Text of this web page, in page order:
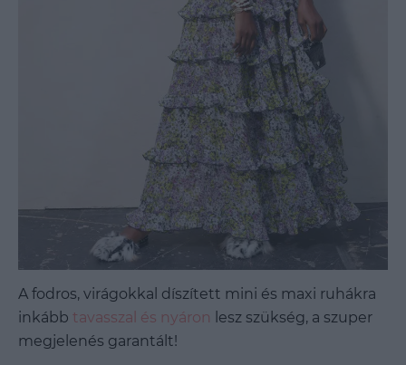
A fodros, virágokkal díszített mini és maxi ruhákra
inkább tavasszal és nyáron lesz szükség, a szuper
megjelenés garantált!